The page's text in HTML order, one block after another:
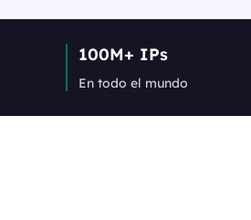
100M+ IPs
En todo el mundo